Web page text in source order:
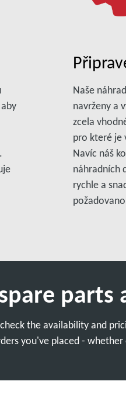
Naše
navrženy a
zcela
pro které je
Navíc náš
náhradních
rychle a
parts
the availability and
you've placed -